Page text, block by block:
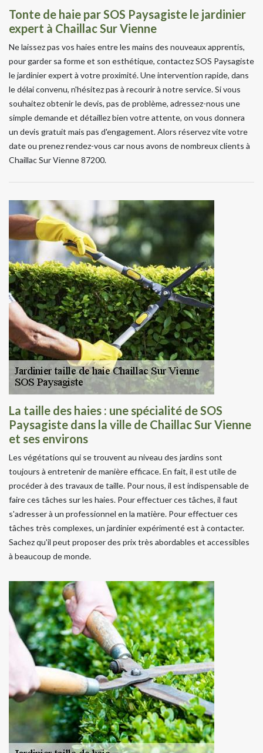
Tonte de haie par SOS Paysagiste le jardinier
expert à Chaillac Sur Vienne
Ne laissez pas vos haies entre les mains des nouveaux apprentis,
pour garder sa forme et son esthétique, contactez SOS Paysagiste
le jardinier expert à votre proximité. Une intervention rapide, dans
le délai convenu, n'hésitez pas à recourir à notre service. Si vous
souhaitez obtenir le devis, pas de problème, adressez-nous une
simple demande et détaillez bien votre attente, on vous donnera
un devis gratuit mais pas d'engagement. Alors réservez vite votre
date ou prenez rendez-vous car nous avons de nombreux clients à
Chaillac Sur Vienne 87200.
La taille des haies : une spécialité de SOS
Paysagiste dans la ville de Chaillac Sur Vienne
et ses environs
Les végétations qui se trouvent au niveau des jardins sont
toujours à entretenir de manière efficace. En fait, il est utile de
procéder à des travaux de taille. Pour nous, il est indispensable de
faire ces tâches sur les haies. Pour effectuer ces tâches, il faut
s'adresser à un professionnel en la matière. Pour effectuer ces
tâches très complexes, un jardinier expérimenté est à contacter.
Sachez qu'il peut proposer des prix très abordables et accessibles
à beaucoup de monde.